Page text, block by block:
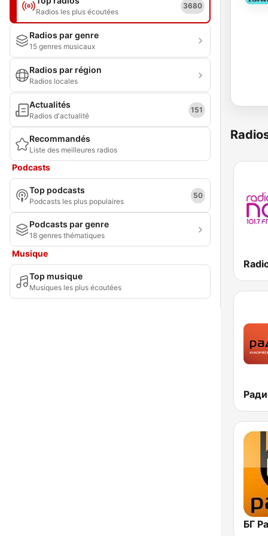
Radios les plus écoutées
3680
Radios par genre
15 genres musicaux
Radios par région
Radios locales
Actualités
Radios d'actualité
151
Recommandés
Liste des meilleures radios
Podcasts
Top podcasts
Podcasts les plus populaires
50
Podcasts par genre
18 genres thématiques
Musique
Top musique
Musiques les plus écoutées